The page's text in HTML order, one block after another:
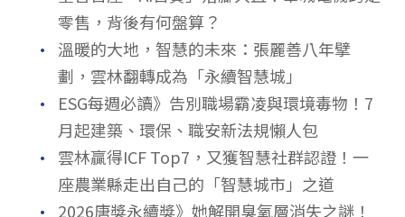
零售，背後有何盤算？
．
溫暖的大地，智慧的未來：張麗善八年擘
劃，雲林翻轉成為「永續智慧城」
．
ESG每週必讀》告別職場霸凌與環境毒物！7
月起建築、環保、職安新法規懶人包
．
雲林贏得ICF Top7，又獲智慧社群認證！一
座農業縣走出自己的「智慧城市」之道
2026唐獎永續獎》她解開臭氧層消失之謎！